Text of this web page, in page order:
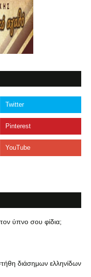
ύπνο σου φίδια;
διάσημων ελληνίδων